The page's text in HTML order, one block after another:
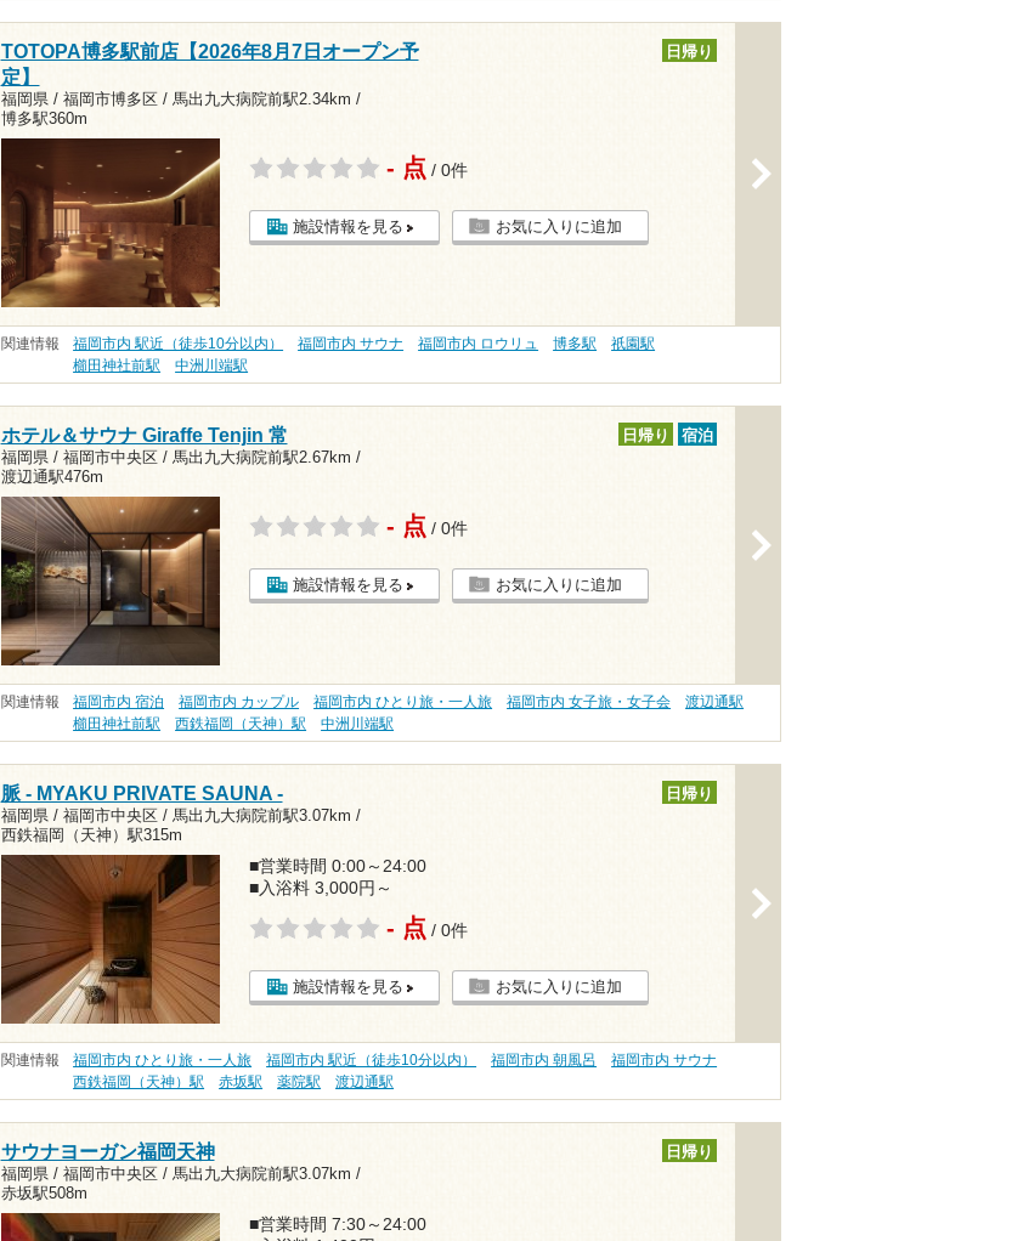
TOTOPA博多駅前店【2026年8月7日オープン予
定】
福岡県 / 福岡市博多区 / 馬出九大病院前駅2.34km /
博多駅360m
日帰り
- 点 / 0件
施設情報を見る お気に入りに追加
関連情報 福岡市内 駅近（徒歩10分以内） 福岡市内 サウナ 福岡市内 ロウリュ 博多駅
祇園駅
櫛田神社前駅
中洲川端駅
ホテル＆サウナ Giraffe Tenjin 常
福岡県 / 福岡市中央区 / 馬出九大病院前駅2.67km /
渡辺通駅476m
日帰り 宿泊
- 点 / 0件
施設情報を見る お気に入りに追加
関連情報 福岡市内 宿泊 福岡市内 カップル 福岡市内 ひとり旅・一人旅 福岡市内 女子旅・女子会
渡辺通駅
櫛田神社前駅
西鉄福岡（天神）駅 中洲川端駅
脈 - MYAKU PRIVATE SAUNA -
福岡県 / 福岡市中央区 / 馬出九大病院前駅3.07km /
西鉄福岡（天神）駅315m
日帰り
■営業時間 0:00～24:00
■入浴料 3,000円～
- 点 / 0件
施設情報を見る お気に入りに追加
関連情報 福岡市内 ひとり旅・一人旅 福岡市内 駅近（徒歩10分以内） 福岡市内 朝風呂
福岡市内 サウナ
西鉄福岡（天神）駅
赤坂駅 薬院駅 渡辺通駅
サウナヨーガン福岡天神
福岡県 / 福岡市中央区 / 馬出九大病院前駅3.07km /
赤坂駅508m
日帰り
■営業時間 7:30～24:00